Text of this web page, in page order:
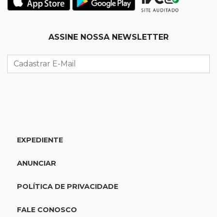
Inter perde para o Corinthians mas avança às
Vitória goleia Athletico-PR por 4 a 0 e avança
às quartas da Copa do Brasil
Veja as dezenas de hoje na Mega-Sena, Quina,
ASSINE NOSSA NEWSLETTER
EXPEDIENTE
ANUNCIAR
POLÍTICA DE PRIVACIDADE
FALE CONOSCO